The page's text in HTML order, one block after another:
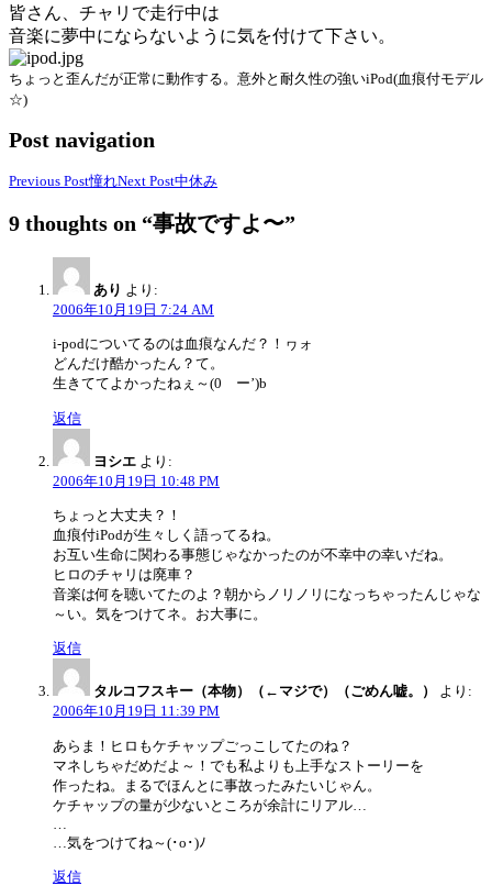
皆さん、チャリで走行中は
音楽に夢中にならないように気を付けて下さい。
ちょっと歪んだが正常に動作する。意外と耐久性の強いiPod(血痕付モデル
☆)
Post navigation
Previous Post憧れNext Post中休み
9 thoughts on “事故ですよ〜”
あり より:
2006年10月19日 7:24 AM
i-podについてるのは血痕なんだ？！ヮォ
どんだけ酷かったん？て。
生きててよかったねぇ～(0ゝー’)b
返信
ヨシエ より:
2006年10月19日 10:48 PM
ちょっと大丈夫？！
血痕付iPodが生々しく語ってるね。
お互い生命に関わる事態じゃなかったのが不幸中の幸いだね。
ヒロのチャリは廃車？
音楽は何を聴いてたのよ？朝からノリノリになっちゃったんじゃな
～い。気をつけてネ。お大事に。
返信
タルコフスキー（本物）（←マジで）（ごめん嘘。）
より:
2006年10月19日 11:39 PM
あらま！ヒロもケチャップごっこしてたのね？
マネしちゃだめだよ～！でも私よりも上手なストーリーを
作ったね。まるでほんとに事故ったみたいじゃん。
ケチャップの量が少ないところが余計にリアル…
…気をつけてね～(･o･)ﾉ
返信